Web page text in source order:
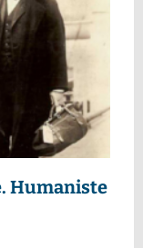
Humaniste